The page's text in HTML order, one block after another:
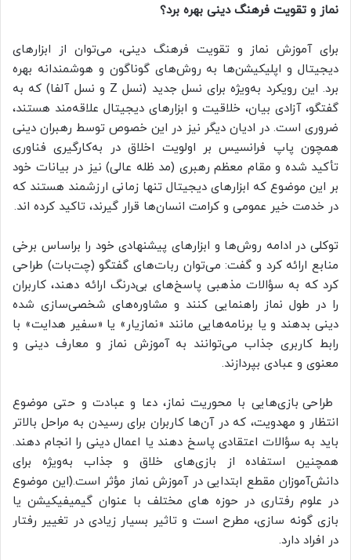
نماز و تقویت فرهنگ دینی بهره برد؟
برای آموزش نماز و تقویت فرهنگ دینی، می‌توان از ابزارهای
دیجیتال و اپلیکیشن‌ها به روش‌های گوناگون و هوشمندانه بهره
برد. این رویکرد به‌ویژه برای نسل جدید (نسل Z و نسل آلفا) که به
گفتگو، آزادی بیان، خلاقیت و ابزارهای دیجیتال علاقه‌مند هستند،
ضروری است. در ادیان دیگر نیز در این خصوص توسط رهبران دینی
همچون پاپ فرانسیس بر اولویت اخلاق در به‌کارگیری فناوری
تأکید شده و مقام معظم رهبری (مد ظله عالی) نیز در بیانات خود
بر این موضوع که ابزارهای دیجیتال تنها زمانی ارزشمند هستند که
در خدمت خیر عمومی و کرامت انسان‌ها قرار گیرند، تاکید کرده اند.
توکلی در ادامه روش‌ها و ابزارهای پیشنهادی خود را براساس برخی
منابع ارائه کرد و گفت: می‌توان ربات‌های گفتگو (چت‌بات) طراحی
کرد که به سؤالات مذهبی پاسخ‌های بی‌درنگ ارائه دهند، کاربران
را در طول نماز راهنمایی کنند و مشاوره‌های شخصی‌سازی شده
دینی بدهند و یا برنامه‌هایی مانند «نمازیار» یا «سفیر هدایت» با
رابط کاربری جذاب می‌توانند به آموزش نماز و معارف دینی و
معنوی و عبادی بپردازند.
طراحی بازی‌هایی با محوریت نماز، دعا و عبادت و حتی موضوع
انتظار و مهدویت، که در آن‌ها کاربران برای رسیدن به مراحل بالاتر
باید به سؤالات اعتقادی پاسخ دهند یا اعمال دینی را انجام دهند.
همچنین استفاده از بازی‌های خلاق و جذاب به‌ویژه برای
دانش‌آموزان مقطع ابتدایی در آموزش نماز مؤثر است.(این موضوع
در علوم رفتاری در حوزه های مختلف با عنوان گیمیفیکیشن یا
بازی گونه سازی، مطرح است و تاثیر بسیار زیادی در تغییر رفتار
در افراد دارد.